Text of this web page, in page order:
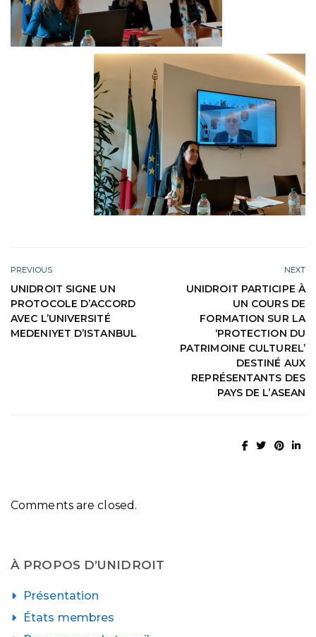
PREVIOUS
UNIDROIT SIGNE UN
PROTOCOLE D’ACCORD
AVEC L’UNIVERSITÉ
MEDENIYET D’ISTANBUL
NEXT
UNIDROIT PARTICIPE À
UN COURS DE
FORMATION SUR LA
‘PROTECTION DU
PATRIMOINE CULTUREL’
DESTINÉ AUX
REPRÉSENTANTS DES
PAYS DE L’ASEAN
Comments are closed.
À PROPOS D’UNIDROIT
Présentation
États membres